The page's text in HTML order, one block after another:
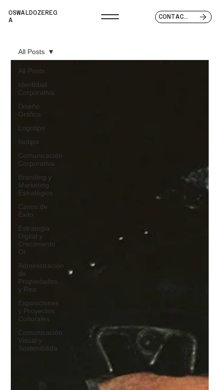
OSWALDOZEREG
A
CONTACTO
All Posts
Identidad
Corporativa
Diseño
Gráfico
Logotipo
Isotipo
Comunicación
Corporativa
Branding y
Marketing
Estratégico
Casos de
Éxito
Estrategia
Digital y
Crecimiento
Or
Administración
de
Propiedades
y Rea
Exposiciones
y Proyectos
Culturales
Comunicación
Visual y
Sostenibilida
All Posts